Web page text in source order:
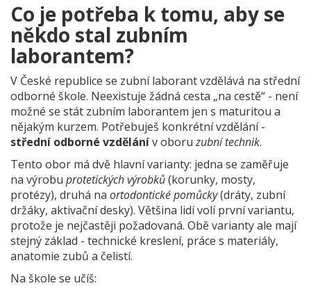
Co je potřeba k tomu, aby se
někdo stal zubním
laborantem?
V České republice se zubní laborant vzdělává na střední
odborné škole. Neexistuje žádná cesta „na cestě“ - není
možné se stát zubním laborantem jen s maturitou a
nějakým kurzem. Potřebuješ konkrétní vzdělání -
střední odborné vzdělánív oboruzubní technik.
Tento obor má dvě hlavní varianty: jedna se zaměřuje
na výrobu protetických výrobků(korunky, mosty,
protézy), druhá na ortodontické pomůcky(dráty, zubní
držáky, aktivační desky). Většina lidí volí první variantu,
protože je nejčastěji požadovaná. Obě varianty ale mají
stejný základ - technické kreslení, práce s materiály,
anatomie zubů a čelistí.
Na škole se učíš: